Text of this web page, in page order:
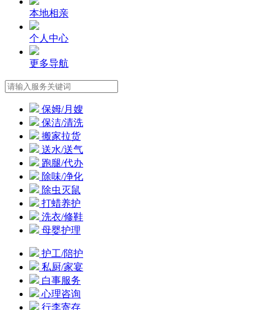
本地相亲
个人中心
更多导航
保姆/月嫂
保洁/清洗
搬家拉货
送水/送气
跑腿/代办
除味/净化
除虫灭鼠
打蜡养护
洗衣/修鞋
母婴护理
护工/陪护
私厨/家宴
白事服务
心理咨询
行李寄存